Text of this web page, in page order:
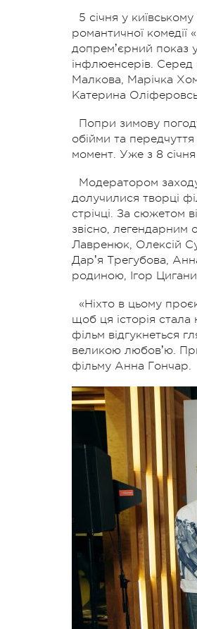
5 січня у
романтичної
допремʼєрний показ
інфлюенсерів.
Малкова, Марічка
Катерина
Попри зимову
обійми та
момент. Уже з 8
Модератором
долучилися творці
стрічці. За сюжетом
звісно,
Лавренюк, Олексій
Дарʼя Трегубова,
родиною, Ігор
«Ніхто в цьому
щоб ця історія
фільм відгукнеться
великою любовʼю.
фільму Анна Гончар.